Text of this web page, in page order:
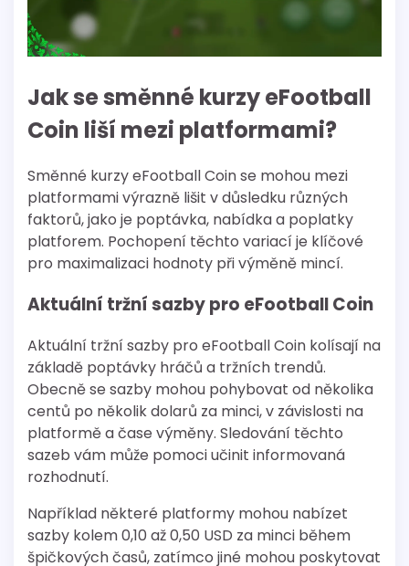
Jak se směnné kurzy eFootball
Coin liší mezi platformami?
Směnné kurzy eFootball Coin se mohou mezi
platformami výrazně lišit v důsledku různých
faktorů, jako je poptávka, nabídka a poplatky
platforem. Pochopení těchto variací je klíčové
pro maximalizaci hodnoty při výměně mincí.
Aktuální tržní sazby pro eFootball Coin
Aktuální tržní sazby pro eFootball Coin kolísají na
základě poptávky hráčů a tržních trendů.
Obecně se sazby mohou pohybovat od několika
centů po několik dolarů za minci, v závislosti na
platformě a čase výměny. Sledování těchto
sazeb vám může pomoci učinit informovaná
rozhodnutí.
Například některé platformy mohou nabízet
sazby kolem 0,10 až 0,50 USD za minci během
špičkových časů, zatímco jiné mohou poskytovat